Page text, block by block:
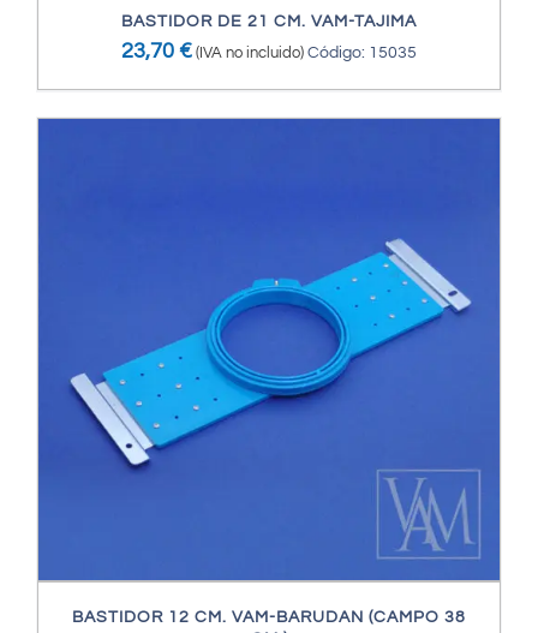
BASTIDOR DE 21 CM. VAM-TAJIMA
23,70 € (IVA no incluido) Código: 15035
BASTIDOR 12 CM. VAM-BARUDAN (CAMPO 38